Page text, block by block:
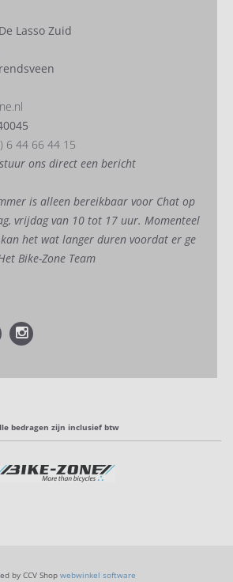
Lasso Zuid
6 44 66 44 15
ons direct een bericht
is alleen bereikbaar voor Chat op
vrijdag van 10 tot 17 uur. Momenteel
het wat langer duren voordat er ge
Bike-Zone Team
bedragen zijn inclusief btw
by CCV Shop webwinkel software